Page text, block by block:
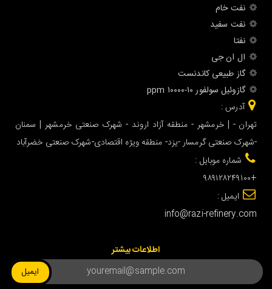
نفت خام
نفت سفید
نفتا
ال ان جى
گاز طبیعی کاندنست
گازوئيل سولفور ۱۰-۱۰۰۰۰ ppm
آدرس :
تهران - | خرمشهر - منطقه آزاد اروند - شهرک صنعتی خرمشهر | سمنان
-شهرک صنعتی گرمسار -یزد- منطقه ویژه اقتصادی-شهرک صنعتی خضرآباد
شماره موبایل :
+۹۸۹۱۲۸۲۴۹۱۰۰
ایمیل :
info@razi-refinery.com
اطلاعات بیشتر
ایمیل